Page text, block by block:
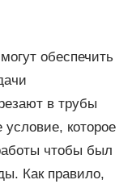
обеспечить
в трубы
которое
чтобы был
Как правило,